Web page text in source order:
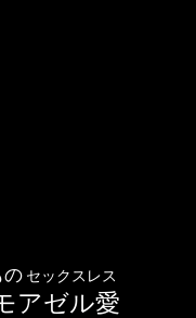
の セックスレス
アゼル愛